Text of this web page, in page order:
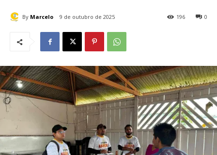
By Marcelo 9 de outubro de 2025 0
196